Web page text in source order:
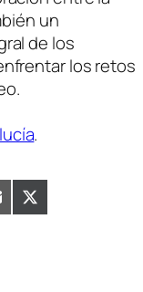
un
de los
los retos
.
Compartir
en
EmailCompartir
en
X
(Twitter)